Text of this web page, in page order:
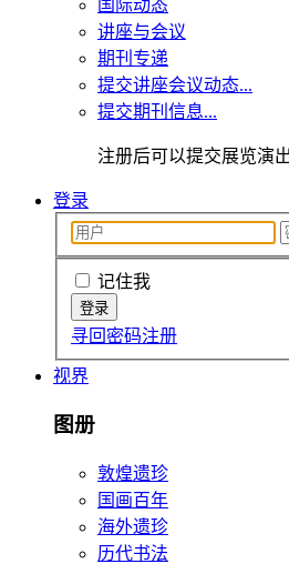
国际动态
讲座与会议
期刊专递
提交讲座会议动态...
提交期刊信息...
注册后可以提交展览演
登录
记住我
寻回密码注册
视界
图册
敦煌遗珍
国画百年
海外遗珍
历代书法